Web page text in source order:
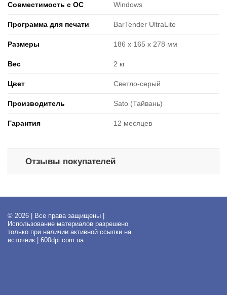
Совместимость с ОС Windows
Программа для печати BarTender UltraLite
Размеры 186 x 165 x 278 мм
Вес 2 кг
Цвет Светло-серый
Производитель Sato (Тайвань)
Гарантия 12 месяцев
Отзывы покупателей
© 2026 | Все права защищены |
Использование материалов разрешено
только при наличии активной ссылки на
источник | 600dpi.com.ua